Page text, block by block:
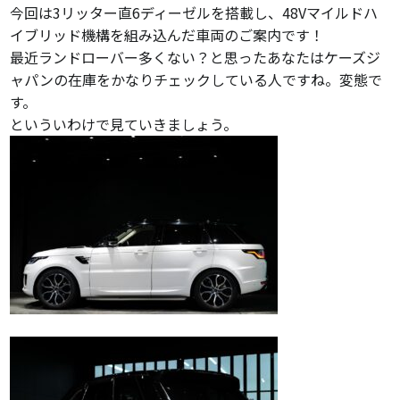
今回は3リッター直6ディーゼルを搭載し、48Vマイルドハ
イブリッド機構を組み込んだ車両のご案内です！
最近ランドローバー多くない？と思ったあなたはケーズジ
ャパンの在庫をかなりチェックしている人ですね。変態で
す。
といういわけで見ていきましょう。